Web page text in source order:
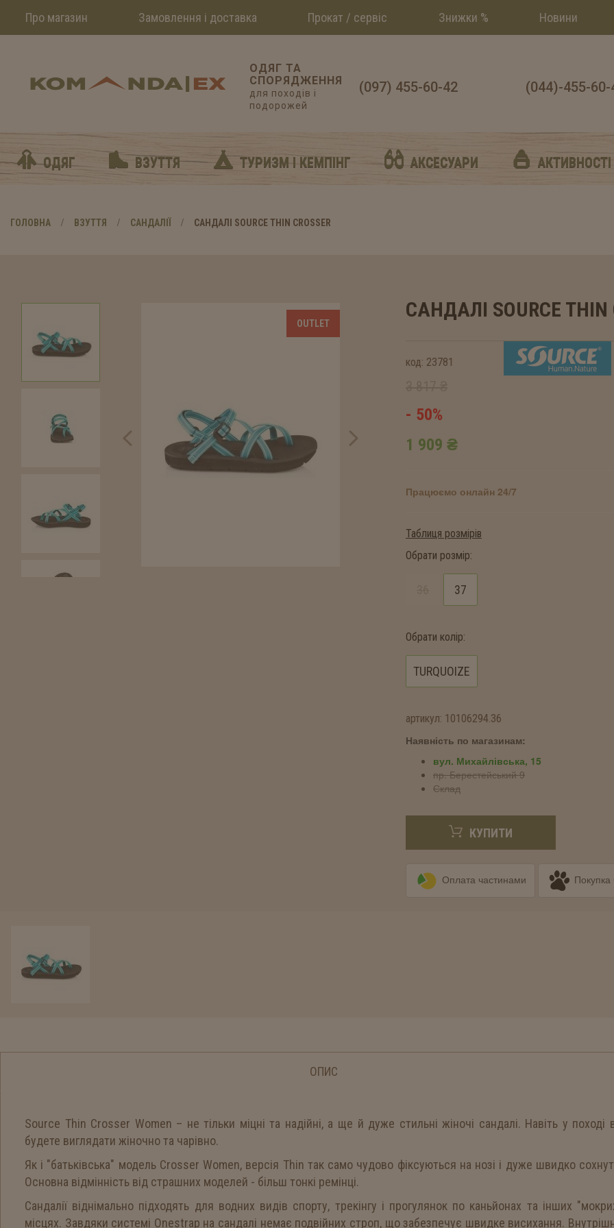
Про магазин Замовлення і доставка Прокат / сервіс Знижки % Новини
ОДЯГ ТА
СПОРЯДЖЕННЯ
для походів і
подорожей
(097) 455-60-42 (044)-455-60-
ОДЯГ ВЗУТТЯ ТУРИЗМ І КЕМПІНГ АКСЕСУАРИ АКТИВНОСТІ
ГОЛОВНА ВЗУТТЯ CАНДАЛІЇ САНДАЛІ SOURCE THIN CROSSER
САНДАЛІ SOURCE THIN
код: 23781
- 50%
1 909 ₴
Працюємо онлайн 24/7
Таблиця розмірів
Обрати розмір:
37
Обрати колір:
TURQUOIZE
артикул: 10106294.36
Наявність по магазинам:
вул. Михайлівська, 15
пр. Берестейський 9
Склад
КУПИТИ
Оплата частинами
ОПИС
Source Thin Crosser Women – не тільки міцні та надійні, а ще й дуже стильні жіночі сандалі. Навіть у поході
будете виглядати жіночно та чарівно.
Як і "батьківська" модель Crosser Women, версія Thin так само чудово фіксуються на нозі і дуже швидко
Основна відмінність від страшних моделей - більш тонкі ремінці.
Сандалії віднімально підходять для водних видів спорту, трекінгу і прогулянок по каньйонах та інших
місцях. Завдяки системі Onestrap на сандалі немає подвійних строп, що забезпечує швидке висихання.